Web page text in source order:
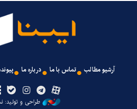
آرشیو مطالب تماس با ما درباره ما
طراحی و تولید: